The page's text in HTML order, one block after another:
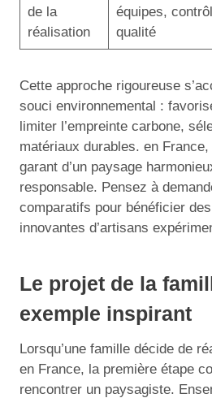
de la
réalisation
équipes,
qualité
Cette approche rigoureuse
souci environnemental :
limiter l’empreinte carbone,
matériaux durables. en
garant d’un paysage
responsable. Pensez à
comparatifs pour bénéficier
innovantes d’artisans
Le projet de la
exemple inspirant
Lorsqu’une famille décide de
en France, la première étape
rencontrer un paysagiste.